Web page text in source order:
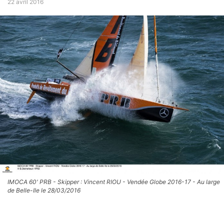
22 avril 2016
IMOCA 60' PRB - Skipper : Vincent RIOU - Vendée Globe 2016-17 - Au large
de Belle-Ile le 28/03/2016